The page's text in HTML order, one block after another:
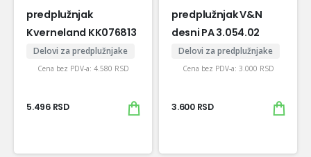
predplužnjak
Kverneland KK076813
Delovi za predplužnjake
Cena bez PDV-a: 4.580 RSD
5.496 RSD
predplužnjak V&N
desni PA 3.054.02
Delovi za predplužnjake
Cena bez PDV-a: 3.000 RSD
3.600 RSD